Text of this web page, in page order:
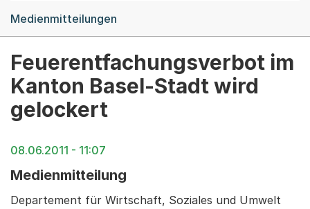
Medienmitteilungen
Feuerentfachungsverbot im
Kanton Basel-Stadt wird
gelockert
08.06.2011 - 11:07
Medienmitteilung
Departement für Wirtschaft, Soziales und Umwelt